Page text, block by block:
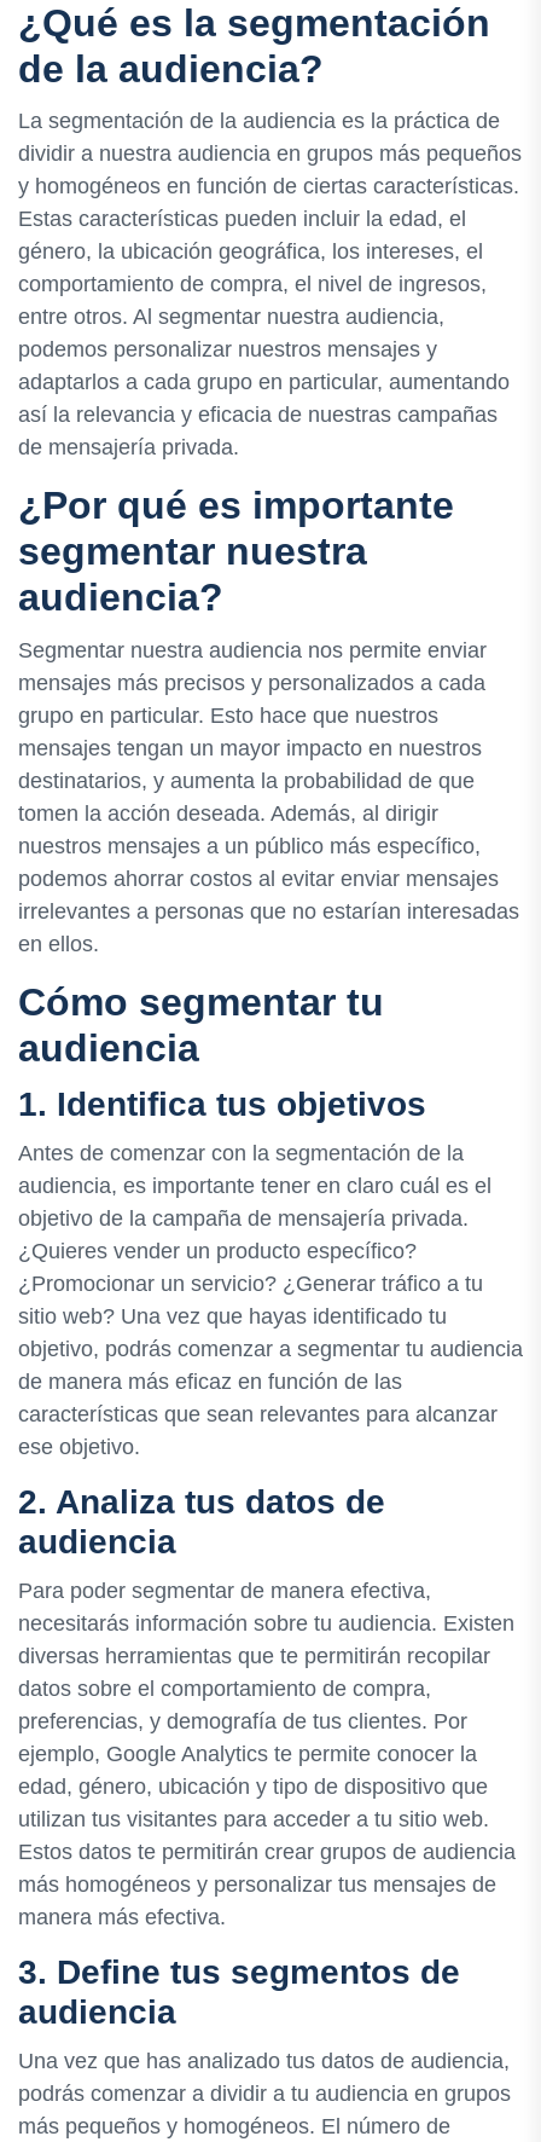
¿Qué es la segmentación
de la audiencia?
La segmentación de la audiencia es la práctica de
dividir a nuestra audiencia en grupos más pequeños
y homogéneos en función de ciertas características.
Estas características pueden incluir la edad, el
género, la ubicación geográfica, los intereses, el
comportamiento de compra, el nivel de ingresos,
entre otros. Al segmentar nuestra audiencia,
podemos personalizar nuestros mensajes y
adaptarlos a cada grupo en particular, aumentando
así la relevancia y eficacia de nuestras campañas
de mensajería privada.
¿Por qué es importante
segmentar nuestra
audiencia?
Segmentar nuestra audiencia nos permite enviar
mensajes más precisos y personalizados a cada
grupo en particular. Esto hace que nuestros
mensajes tengan un mayor impacto en nuestros
destinatarios, y aumenta la probabilidad de que
tomen la acción deseada. Además, al dirigir
nuestros mensajes a un público más específico,
podemos ahorrar costos al evitar enviar mensajes
irrelevantes a personas que no estarían interesadas
en ellos.
Cómo segmentar tu
audiencia
1. Identifica tus objetivos
Antes de comenzar con la segmentación de la
audiencia, es importante tener en claro cuál es el
objetivo de la campaña de mensajería privada.
¿Quieres vender un producto específico?
¿Promocionar un servicio? ¿Generar tráfico a tu
sitio web? Una vez que hayas identificado tu
objetivo, podrás comenzar a segmentar tu audiencia
de manera más eficaz en función de las
características que sean relevantes para alcanzar
ese objetivo.
2. Analiza tus datos de
audiencia
Para poder segmentar de manera efectiva,
necesitarás información sobre tu audiencia. Existen
diversas herramientas que te permitirán recopilar
datos sobre el comportamiento de compra,
preferencias, y demografía de tus clientes. Por
ejemplo, Google Analytics te permite conocer la
edad, género, ubicación y tipo de dispositivo que
utilizan tus visitantes para acceder a tu sitio web.
Estos datos te permitirán crear grupos de audiencia
más homogéneos y personalizar tus mensajes de
manera más efectiva.
3. Define tus segmentos de
audiencia
Una vez que has analizado tus datos de audiencia,
podrás comenzar a dividir a tu audiencia en grupos
más pequeños y homogéneos. El número de